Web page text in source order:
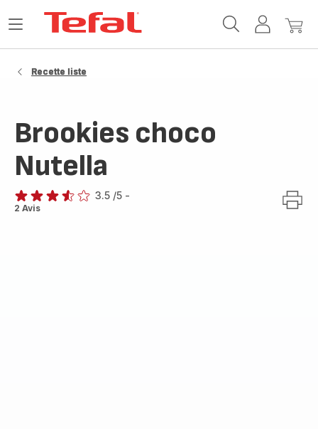
MonMon
Ouvrir
Recette liste
Brookies choco
Nutella
ratings.3.5
3.5 /5 -
2 Avis